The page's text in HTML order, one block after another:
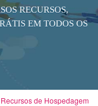
RECURSOS,
EM TODOS OS
Recursos de Hospedagem